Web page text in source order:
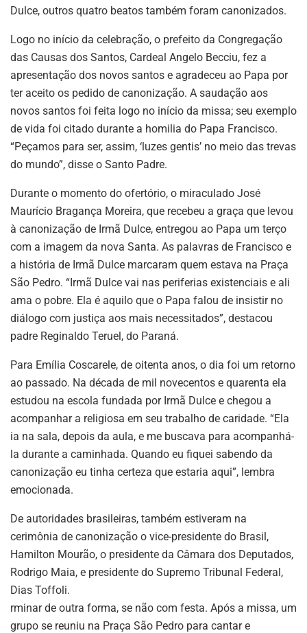
Dulce, outros quatro beatos também foram canonizados.
Logo no início da celebração, o prefeito da Congregação
das Causas dos Santos, Cardeal Angelo Becciu, fez a
apresentação dos novos santos e agradeceu ao Papa por
ter aceito os pedido de canonização. A saudação aos
novos santos foi feita logo no início da missa; seu exemplo
de vida foi citado durante a homilia do Papa Francisco.
“Peçamos para ser, assim, ‘luzes gentis’ no meio das trevas
do mundo”, disse o Santo Padre.
Durante o momento do ofertório, o miraculado José
Maurício Bragança Moreira, que recebeu a graça que levou
à canonização de Irmã Dulce, entregou ao Papa um terço
com a imagem da nova Santa. As palavras de Francisco e
a história de Irmã Dulce marcaram quem estava na Praça
São Pedro. “Irmã Dulce vai nas periferias existenciais e ali
ama o pobre. Ela é aquilo que o Papa falou de insistir no
diálogo com justiça aos mais necessitados”, destacou
padre Reginaldo Teruel, do Paraná.
Para Emília Coscarele, de oitenta anos, o dia foi um retorno
ao passado. Na década de mil novecentos e quarenta ela
estudou na escola fundada por Irmã Dulce e chegou a
acompanhar a religiosa em seu trabalho de caridade. “Ela
ia na sala, depois da aula, e me buscava para acompanhá-
la durante a caminhada. Quando eu fiquei sabendo da
canonização eu tinha certeza que estaria aqui”, lembra
emocionada.
De autoridades brasileiras, também estiveram na
cerimônia de canonização o vice-presidente do Brasil,
Hamilton Mourão, o presidente da Câmara dos Deputados,
Rodrigo Maia, e presidente do Supremo Tribunal Federal,
Dias Toffoli.
rminar de outra forma, se não com festa. Após a missa, um
grupo se reuniu na Praça São Pedro para cantar e